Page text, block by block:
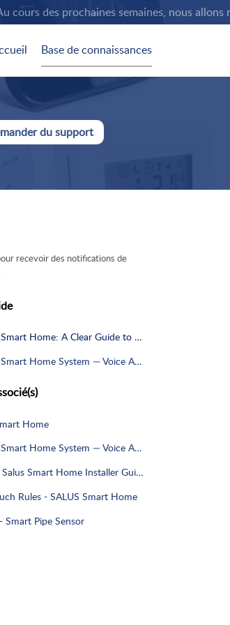
des prochaines semaines, nous
Base de connaissances
du support
recevoir des notifications de
SALUS Smart Home: A Clear Guide to Product Compatibility
SALUS Smart Home System — Voice Assistant Compatibility
Home
SALUS Smart Home System — Voice Assistant Compatibility
UG600 Salus Smart Home Installer Guide
Rules - SALUS Smart Home
Smart Pipe Sensor